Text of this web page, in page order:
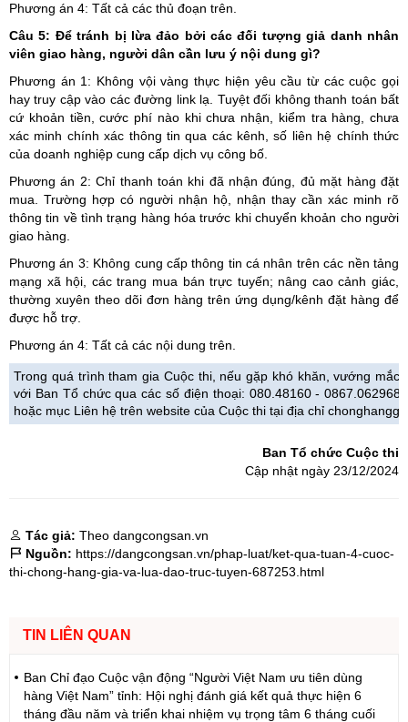
Phương án 4: Tất cả các thủ đoạn trên.
Câu 5: Để tránh bị lừa đảo bởi các đối tượng giả danh nhân
viên giao hàng, người dân cần lưu ý nội dung gì?
Phương án 1: Không vội vàng thực hiện yêu cầu từ các cuộc gọi
hay truy cập vào các đường link lạ. Tuyệt đối không thanh toán bất
cứ khoản tiền, cước phí nào khi chưa nhận, kiểm tra hàng, chưa
xác minh chính xác thông tin qua các kênh, số liên hệ chính thức
của doanh nghiệp cung cấp dịch vụ công bố.
Phương án 2: Chỉ thanh toán khi đã nhận đúng, đủ mặt hàng đặt
mua. Trường hợp có người nhận hộ, nhận thay cần xác minh rõ
thông tin về tình trạng hàng hóa trước khi chuyển khoản cho người
giao hàng.
Phương án 3: Không cung cấp thông tin cá nhân trên các nền tảng
mạng xã hội, các trang mua bán trực tuyến; nâng cao cảnh giác,
thường xuyên theo dõi đơn hàng trên ứng dụng/kênh đặt hàng để
được hỗ trợ.
Phương án 4: Tất cả các nội dung trên.
Trong quá trình tham gia Cuộc thi, nếu gặp khó khăn, vướng
với Ban Tổ chức qua các số điện thoại: 080.48160 -
hoặc mục Liên hệ trên website của Cuộc thi tại địa chỉ
Ban Tổ chức Cuộc thi
Cập nhật ngày 23/12/2024
Tác giả: Theo dangcongsan.vn
Nguồn: https://dangcongsan.vn/phap-luat/ket-qua-tuan-4-cuoc-
thi-chong-hang-gia-va-lua-dao-truc-tuyen-687253.html
TIN LIÊN QUAN
Ban Chỉ đạo Cuộc vận động “Người Việt Nam ưu tiên dùng
hàng Việt Nam” tỉnh: Hội nghị đánh giá kết quả thực hiện 6
tháng đầu năm và triển khai nhiệm vụ trọng tâm 6 tháng cuối